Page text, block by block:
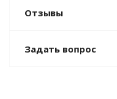
Отзывы
Задать вопрос